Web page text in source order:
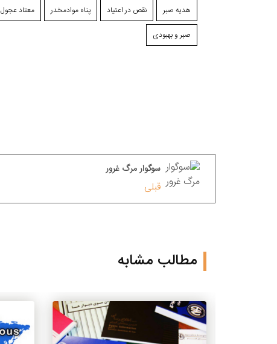
هدیه صبر نقص در اعتیاد پناه موادمخدر معتاد عجول
صبر و بهبودی
سوگوار مرگ غرور
قبلی
مطالب مشابه